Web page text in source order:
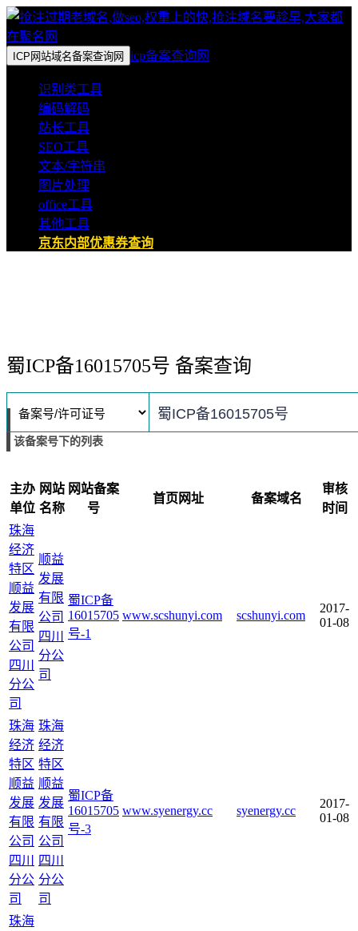
ICP网站域名备案查询网 icp备案查询网
识别类工具
编码解码
站长工具
SEO工具
文本/字符串
图片处理
office工具
其他工具
京东内部优惠券查询
蜀ICP备16015705号 备案查询
该备案号下的列表
主办
单位
网站
名称
网站备案
号
首页网址 备案域名
审核
时间
珠海
经济
特区
顺益
发展
有限
公司
四川
分公
司
顺益
发展
有限
公司
四川
分公
司
蜀ICP备
16015705
号-1
www.scshunyi.com scshunyi.com
2017-
01-08
珠海
经济
特区
顺益
发展
有限
公司
四川
分公
司
珠海
经济
特区
顺益
发展
有限
公司
四川
分公
司
蜀ICP备
16015705
号-3
www.syenergy.cc syenergy.cc
2017-
01-08
珠海